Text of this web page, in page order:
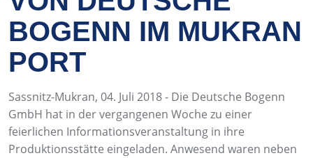
BOGENN IM MUKRAN
PORT
Sassnitz-Mukran, 04. Juli 2018 - Die Deutsche Bogenn
GmbH hat in der vergangenen Woche zu einer
feierlichen Informationsveranstaltung in ihre
Produktionsstätte eingeladen. Anwesend waren neben